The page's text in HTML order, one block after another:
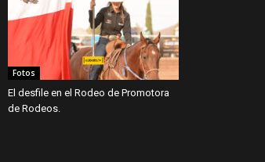
Fotos
El desfile en el Rodeo de Promotora
de Rodeos.